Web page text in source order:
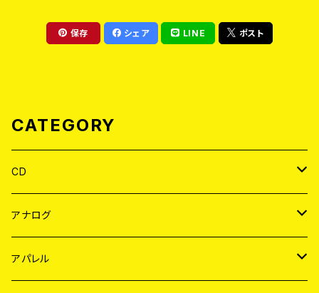
保存 シェア LINE ポスト
CATEGORY
CD
JAPAN
WORLD
アナログ
JAPAN
アパレル